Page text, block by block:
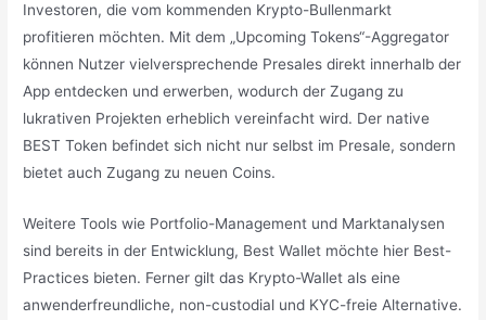
Investoren, die vom kommenden Krypto-Bullenmarkt
profitieren möchten. Mit dem „Upcoming Tokens“-Aggregator
können Nutzer vielversprechende Presales direkt innerhalb der
App entdecken und erwerben, wodurch der Zugang zu
lukrativen Projekten erheblich vereinfacht wird. Der native
BEST Token befindet sich nicht nur selbst im Presale, sondern
bietet auch Zugang zu neuen Coins.
Weitere Tools wie Portfolio-Management und Marktanalysen
sind bereits in der Entwicklung, Best Wallet möchte hier Best-
Practices bieten. Ferner gilt das Krypto-Wallet als eine
anwenderfreundliche, non-custodial und KYC-freie Alternative.